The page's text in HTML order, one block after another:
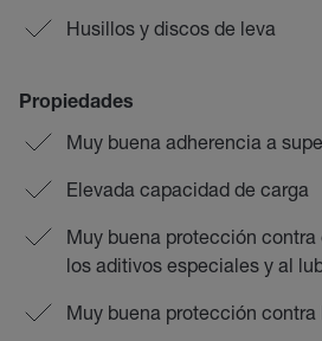
Husillos y discos de leva
Propiedades
Muy buena adherencia a
Elevada capacidad de carga
Muy buena protección
los aditivos especiales y al
Muy buena protección contra